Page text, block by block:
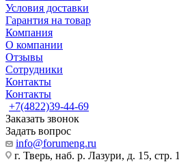
Условия доставки
Гарантия на товар
Компания
О компании
Отзывы
Сотрудники
Контакты
Контакты
+7(4822)39-44-69
Заказать звонок
Задать вопрос
info@forumeng.ru
г. Тверь, наб. р. Лазури, д. 15, стр. 1